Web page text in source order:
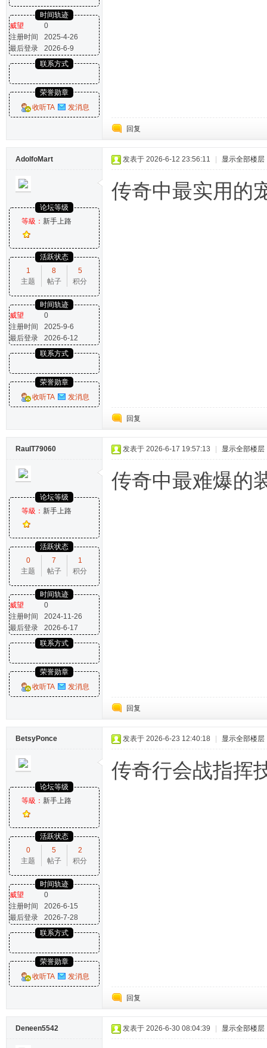
时间轨迹
威望
0
注册时间
2025-4-26
最后登录
2026-6-9
联系方式
荣誉勋章
收听TA
发消息
回复
AdolfoMart
论坛等级
等級： 新手上路
活跃状态
1
主题
8
帖子
5
积分
时间轨迹
威望
0
注册时间
2025-9-6
最后登录
2026-6-12
联系方式
荣誉勋章
收听TA
发消息
发表于 2026-6-12 23:56:11 显示全部楼层
传奇中最实用的
回复
RaulT79060
论坛等级
等級： 新手上路
活跃状态
0
主题
7
帖子
1
积分
时间轨迹
威望
0
注册时间
2024-11-26
最后登录
2026-6-17
联系方式
荣誉勋章
收听TA
发消息
发表于 2026-6-17 19:57:13 显示全部楼层
传奇中最难爆的
回复
BetsyPonce
论坛等级
等級： 新手上路
活跃状态
0
主题
5
帖子
2
积分
时间轨迹
威望
0
注册时间
2026-6-15
最后登录
2026-7-28
联系方式
荣誉勋章
收听TA
发消息
发表于 2026-6-23 12:40:18 显示全部楼层
传奇行会战指挥
回复
Deneen5542 发表于 2026-6-30 08:04:39 显示全部楼层